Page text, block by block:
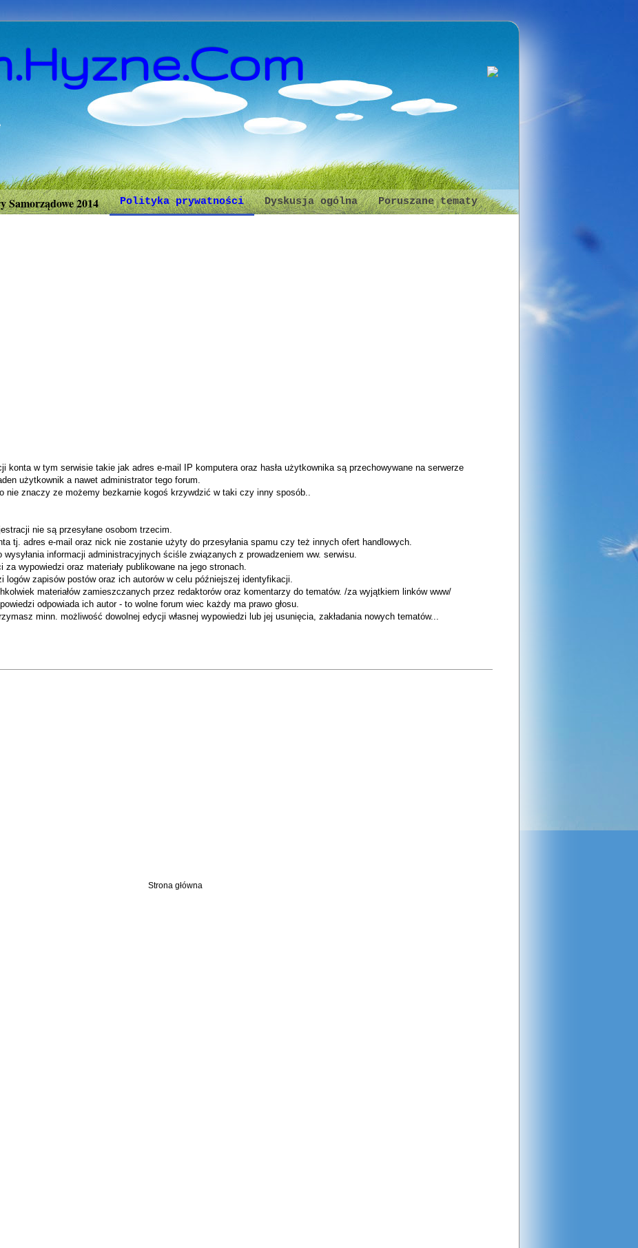
Samorządowe 2014 Polityka prywatności Dyskusja ogólna Poruszane tematy
konta w tym serwisie takie jak adres e-mail IP komputera oraz hasła użytkownika są przechowywane na serwerze
użytkownik a nawet administrator tego forum.
nie znaczy ze możemy bezkarnie kogoś krzywdzić w taki czy inny sposób..
nie są przesyłane osobom trzecim.
tj. adres e-mail oraz nick nie zostanie użyty do przesyłania spamu czy też innych ofert handlowych.
wysyłania informacji administracyjnych ściśle związanych z prowadzeniem ww. serwisu.
za wypowiedzi oraz materiały publikowane na jego stronach.
logów zapisów postów oraz ich autorów w celu późniejszej identyfikacji.
materiałów zamieszczanych przez redaktorów oraz komentarzy do tematów. /za wyjątkiem linków www/
odpowiada ich autor - to wolne forum wiec każdy ma prawo głosu.
minn. możliwość dowolnej edycji własnej wypowiedzi lub jej usunięcia, zakładania nowych tematów...
Strona główna